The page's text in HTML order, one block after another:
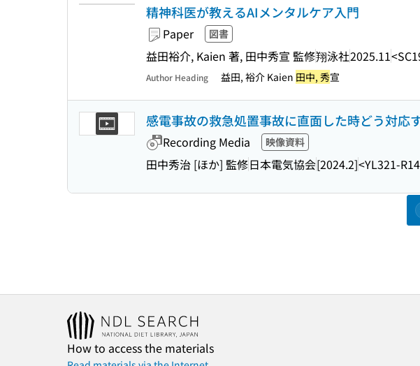
精神科医が教えるAIメンタルケア入門
Paper 図書
益田裕介, Kaien 著, 田中秀宣 監修翔泳社2025.11
Author Heading 益田, 裕介 Kaien 田中, 秀宣
感電事故の救急処置事故に直面した時どう対応
Recording Media 映像資料
田中秀治 [ほか] 監修日本電気協会[2024.2]<YL321-
How to access the materials